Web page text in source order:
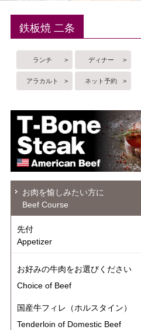
鉄板焼 二条
ランチ ディナー
アラカルト ネット予約
お肉を愉しみたい方に
Beef Course
先付
Appetizer
お好みの牛肉をお選びください
Choice of Beef
国産牛フィレ（ホルスタイン）
Tenderloin of Domestic Beef